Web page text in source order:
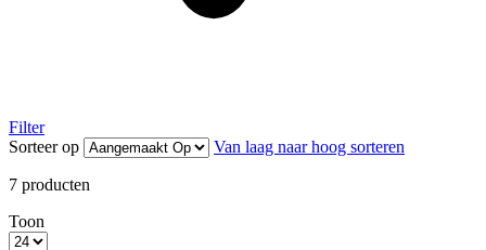
Filter
Sorteer op
Van laag naar hoog sorteren
7 producten
Toon